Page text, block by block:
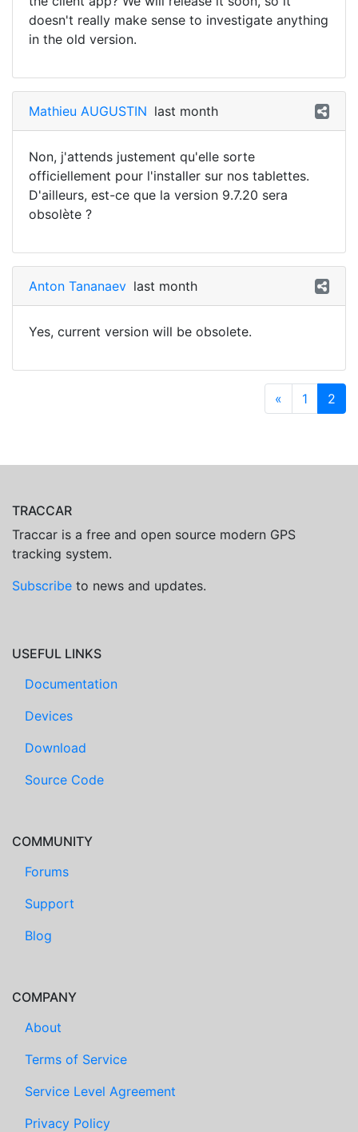
doesn't really make sense to investigate anything
in the old version.
Mathieu AUGUSTIN last month
Non, j'attends justement qu'elle sorte
officiellement pour l'installer sur nos tablettes.
D'ailleurs, est-ce que la version 9.7.20 sera
obsolète ?
Anton Tananaev last month
Yes, current version will be obsolete.
« 1 2
TRACCAR
Traccar is a free and open source modern GPS
tracking system.
Subscribe to news and updates.
USEFUL LINKS
Documentation
Devices
Download
Source Code
COMMUNITY
Forums
Support
Blog
COMPANY
About
Terms of Service
Service Level Agreement
Privacy Policy